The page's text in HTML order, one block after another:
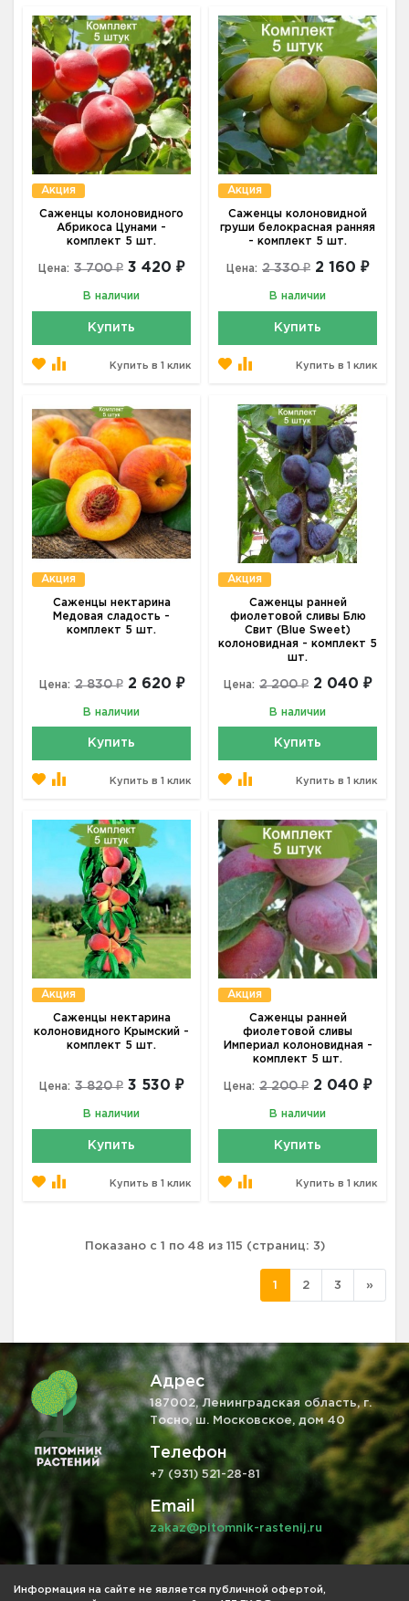
Акция
Саженцы колоновидного
Абрикоса Цунами -
комплект 5 шт.
Цена: 3 700 ₽ 3 420 ₽
В наличии
Купить
Купить в 1 клик
Акция
Саженцы колоновидной
груши белокрасная ранняя
- комплект 5 шт.
Цена: 2 330 ₽ 2 160 ₽
В наличии
Купить
Купить в 1 клик
Акция
Саженцы нектарина
Медовая сладость -
комплект 5 шт.
Цена: 2 830 ₽ 2 620 ₽
В наличии
Купить
Купить в 1 клик
Акция
Саженцы ранней
фиолетовой сливы Блю
Свит (Blue Sweet)
колоновидная - комплект 5
шт.
Цена: 2 200 ₽ 2 040 ₽
В наличии
Купить
Купить в 1 клик
Акция
Саженцы нектарина
колоновидного Крымский -
комплект 5 шт.
Цена: 3 820 ₽ 3 530 ₽
В наличии
Купить
Купить в 1 клик
Акция
Саженцы ранней
фиолетовой сливы
Империал колоновидная -
комплект 5 шт.
Цена: 2 200 ₽ 2 040 ₽
В наличии
Купить
Купить в 1 клик
Показано с 1 по 48 из 115 (страниц: 3)
1 2 3 »
Адрес
187002, Ленинградская область, г.
Тосно, ш. Московское, дом 40
Телефон
+7 (931) 521-28-81
Email
zakaz@pitomnik-rastenij.ru
Информация на сайте не является публичной офертой,